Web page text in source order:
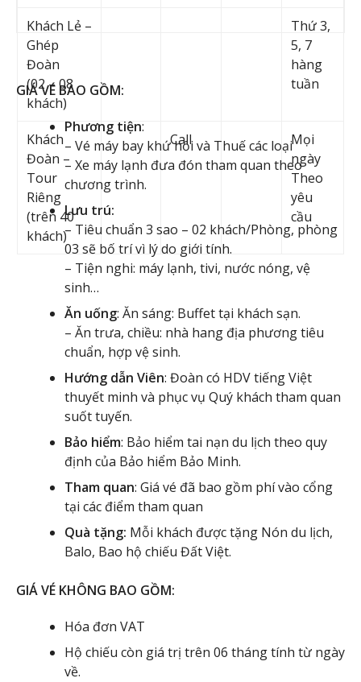
Khách Lẻ –
Ghép
Đoàn
(02 – 08
khách)
Thứ 3,
5, 7
hàng
tuần
Khách
Đoàn –
Tour
Riêng
(trên 40
khách)
Call
Mọi
ngày
Theo
yêu
cầu
GIÁ VÉ BAO GỒM:
Phương tiện:
– Vé máy bay khứ hồi và Thuế các loại
– Xe máy lạnh đưa đón tham quan theo
chương trình.
Lưu trú:
– Tiêu chuẩn 3 sao – 02 khách/Phòng, phòng
03 sẽ bố trí vì lý do giới tính.
– Tiện nghi: máy lạnh, tivi, nước nóng, vệ
sinh…
Ăn uống: Ăn sáng: Buffet tại khách sạn.
– Ăn trưa, chiều: nhà hang địa phương tiêu
chuẩn, hợp vệ sinh.
Hướng dẫn Viên: Đoàn có HDV tiếng Việt
thuyết minh và phục vụ Quý khách tham quan
suốt tuyến.
Bảo hiểm: Bảo hiểm tai nạn du lịch theo quy
định của Bảo hiểm Bảo Minh.
Tham quan: Giá vé đã bao gồm phí vào cổng
tại các điểm tham quan
Quà tặng: Mỗi khách được tặng Nón du lịch,
Balo, Bao hộ chiếu Đất Việt.
GIÁ VÉ KHÔNG BAO GỒM:
Hóa đơn VAT
Hộ chiếu còn giá trị trên 06 tháng tính từ ngày
về.